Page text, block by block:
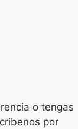
o tengas
por